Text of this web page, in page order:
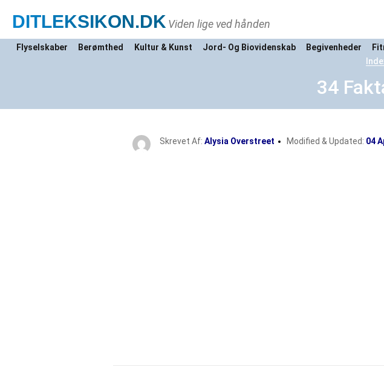
DITLEKSIKON.DK Viden lige ved hånden
Flyselskaber Berømthed Kultur & Kunst Jord- Og Biovidenskab Begivenheder
34
Skrevet Af: Alysia Overstreet Modified & Updated: 04